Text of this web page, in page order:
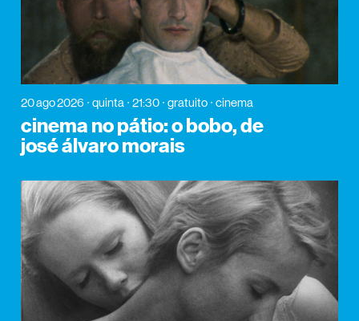
20 ago 2026 quinta 21:30 gratuito cinema
cinema no pátio: o bobo, de
josé álvaro morais